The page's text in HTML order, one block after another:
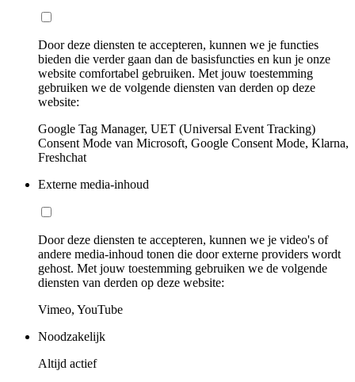
Door deze diensten te accepteren, kunnen we je functies
bieden die verder gaan dan de basisfuncties en kun je onze
website comfortabel gebruiken. Met jouw toestemming
gebruiken we de volgende diensten van derden op deze
website:
Google Tag Manager, UET (Universal Event Tracking)
Consent Mode van Microsoft, Google Consent Mode, Klarna,
Freshchat
Externe media-inhoud
Door deze diensten te accepteren, kunnen we je video's of
andere media-inhoud tonen die door externe providers wordt
gehost. Met jouw toestemming gebruiken we de volgende
diensten van derden op deze website:
Vimeo, YouTube
Noodzakelijk
Altijd actief